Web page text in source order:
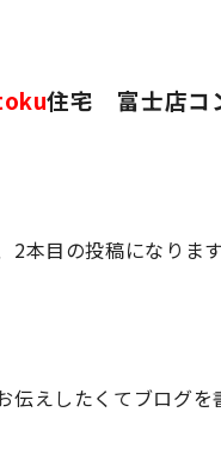
住宅 富士店コ
2本目の投稿になりま
伝えしたくてブログを